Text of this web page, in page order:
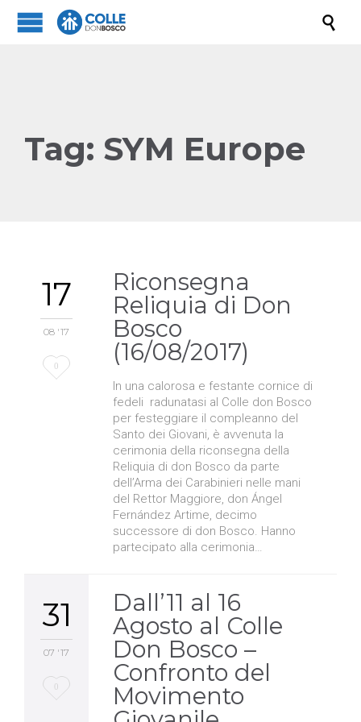

Tag: SYM Europe
17
08 '17
Love
0
Riconsegna
Reliquia di Don
Bosco
(16/08/2017)
In una calorosa e festante cornice di
fedeli radunatasi al Colle don Bosco
per festeggiare il compleanno del
Santo dei Giovani, è avvenuta la
cerimonia della riconsegna della
Reliquia di don Bosco da parte
dell’Arma dei Carabinieri nelle mani
del Rettor Maggiore, don Ángel
Fernández Artime, decimo
successore di don Bosco. Hanno
partecipato alla cerimonia…
31
07 '17
Love
0
Dall’11 al 16
Agosto al Colle
Don Bosco –
Confronto del
Movimento